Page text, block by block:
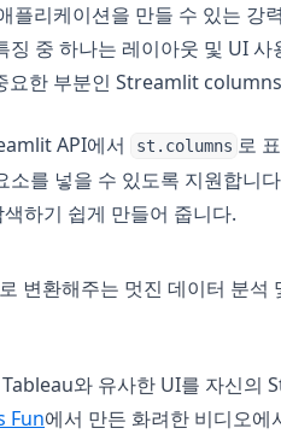
플리케이션을 만들 수 있는 강
중 하나는 레이아웃 및 UI
요한 부분인 Streamlit
API에서 st.columns 로
를 넣을 수 있도록 지원합니
하기 쉽게 만들어 줍니다.
변환해주는 멋진 데이터 분석
tab)와 유사한 UI를 자신의
Fun(opens in a new tab)
에서 만든 화려한 비디오에